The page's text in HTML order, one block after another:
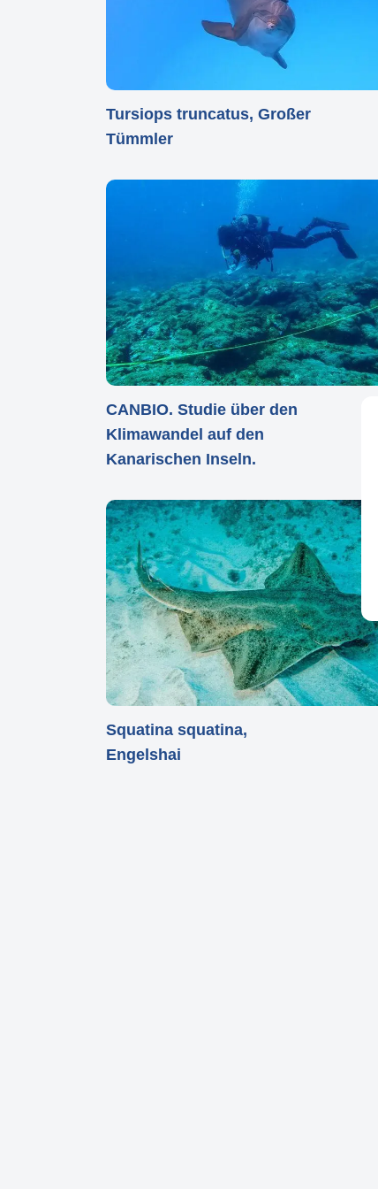
Tursiops truncatus, Großer
Tümmler
CANBIO. Studie über den
Klimawandel auf den
Kanarischen Inseln.
Squatina squatina,
Engelshai